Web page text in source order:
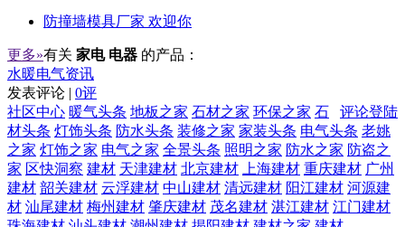
防撞墙模具厂家 欢迎你
更多»有关 家电 电器 的产品：
水暖电气资讯
发表评论 | 0评
评论登陆
社区中心 暖气头条 地板之家 石材之家 环保之家 石
材头条 灯饰头条 防水头条 装修之家 家装头条 电气头条 老姚
之家 灯饰之家 电气之家 全景头条 照明之家 防水之家 防盗之
家 区快洞察 建材 天津建材 北京建材 上海建材 重庆建材 广州
建材 韶关建材 云浮建材 中山建材 清远建材 阳江建材 河源建
材 汕尾建材 梅州建材 肇庆建材 茂名建材 湛江建材 江门建材